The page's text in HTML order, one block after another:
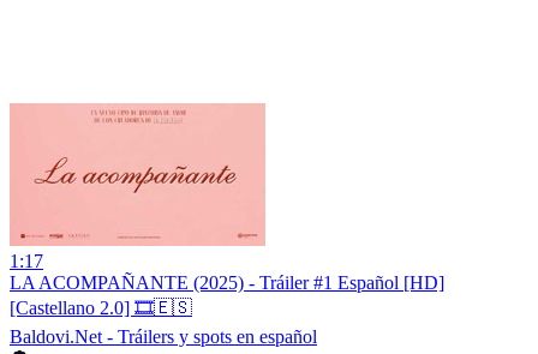
1:17
LA ACOMPAÑANTE (2025) - Tráiler #1 Español [HD]
[Castellano 2.0] 🎞️🇪🇸
Baldovi.Net - Tráilers y spots en español